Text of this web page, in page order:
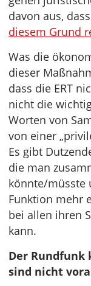
davon aus,
diesem Grund
Was die
dieser
dass die ERT
nicht die
Worten von
von einer
Es gibt
die man
könnte/müsste
Funktion mehr
bei allen ihren
kann.
Der Rundfunk
sind nicht